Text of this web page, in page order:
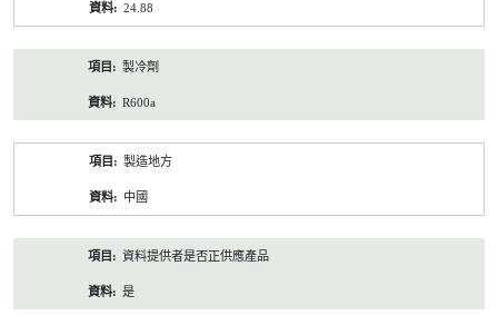
24.88
製冷劑
R600a
製造地方
中國
資料提供者是否正供應產品
是